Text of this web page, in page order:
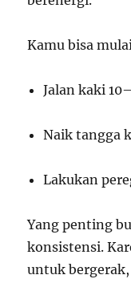
Kamu bisa
Jalan kaki
Naik tangga
Lakukan
Yang penting
konsistensi.
untuk